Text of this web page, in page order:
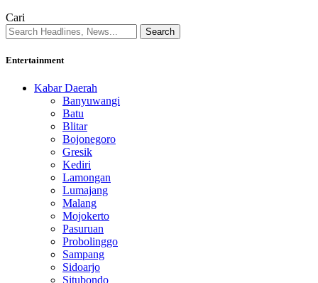
Cari
Entertainment
Kabar Daerah
Banyuwangi
Batu
Blitar
Bojonegoro
Gresik
Kediri
Lamongan
Lumajang
Malang
Mojokerto
Pasuruan
Probolinggo
Sampang
Sidoarjo
Situbondo